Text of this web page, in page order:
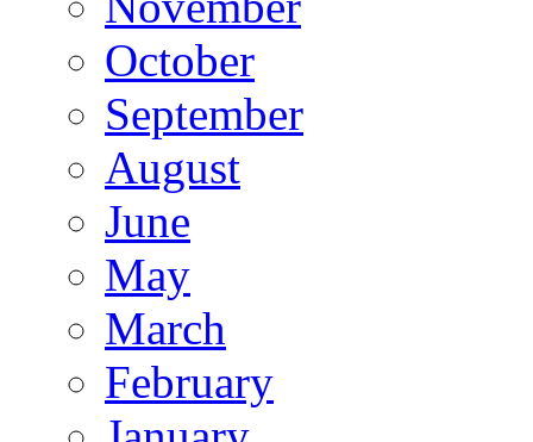
October
September
August
June
May
March
February